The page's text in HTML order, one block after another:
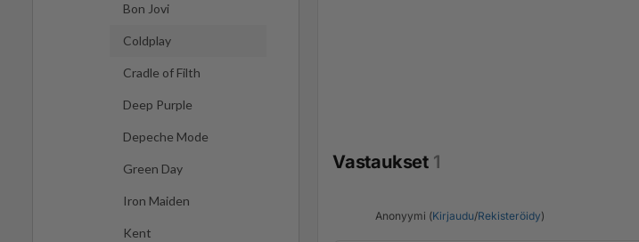
Bon Jovi
Coldplay
Cradle of Filth
Deep Purple
Depeche Mode
Green Day
Iron Maiden
Kent
Vastaukset 1
Anonyymi (Kirjaudu/Rekisteröidy)